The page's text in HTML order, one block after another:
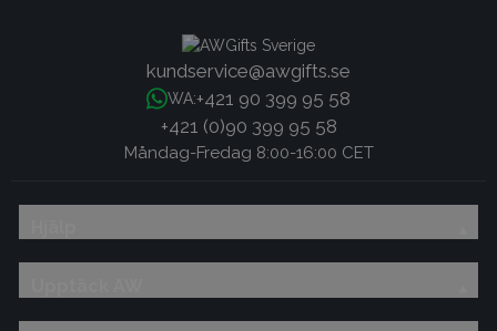
kundservice@awgifts.se
WA:+421 90 399 95 58
+421 (0)90 399 95 58
Måndag-Fredag 8:00-16:00 CET